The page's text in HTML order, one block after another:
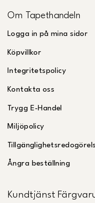
Om Tapethandeln
Logga in på mina sidor
Köpvillkor
Integritetspolicy
Kontakta oss
Trygg E-Handel
Miljöpolicy
Ångra beställning
Kundtjänst